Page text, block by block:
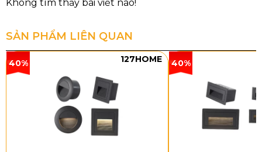
phẩm
sắc
bóng
THDBA01
Trắng,
LED 3
chế
Hợp
kim
sơn
L500
–
SẢN PHẨM LIÊN QUAN
40% 127HOME 40%